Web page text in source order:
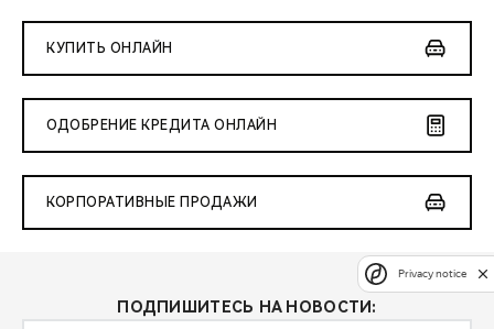
КУПИТЬ ОНЛАЙН
ОДОБРЕНИЕ КРЕДИТА ОНЛАЙН
КОРПОРАТИВНЫЕ ПРОДАЖИ
ПОДПИШИТЕСЬ НА НОВОСТИ:
Privacy notice